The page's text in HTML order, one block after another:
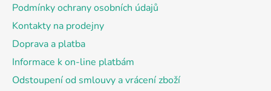
Podmínky ochrany osobních údajů
Kontakty na prodejny
Doprava a platba
Informace k on-line platbám
Odstoupení od smlouvy a vrácení zboží